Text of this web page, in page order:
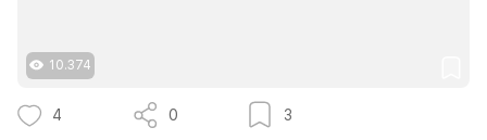
10.374
4 0 3